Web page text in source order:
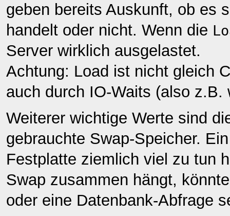
geben bereits Auskunft, ob es
handelt oder nicht. Wenn die
Server wirklich ausgelastet.
Achtung: Load ist nicht gleich
auch durch IO-Waits (also
Weiterer wichtige Werte sind
gebrauchte Swap-Speicher.
Festplatte ziemlich viel zu tun
Swap zusammen hängt,
oder eine Datenbank-Abfrage